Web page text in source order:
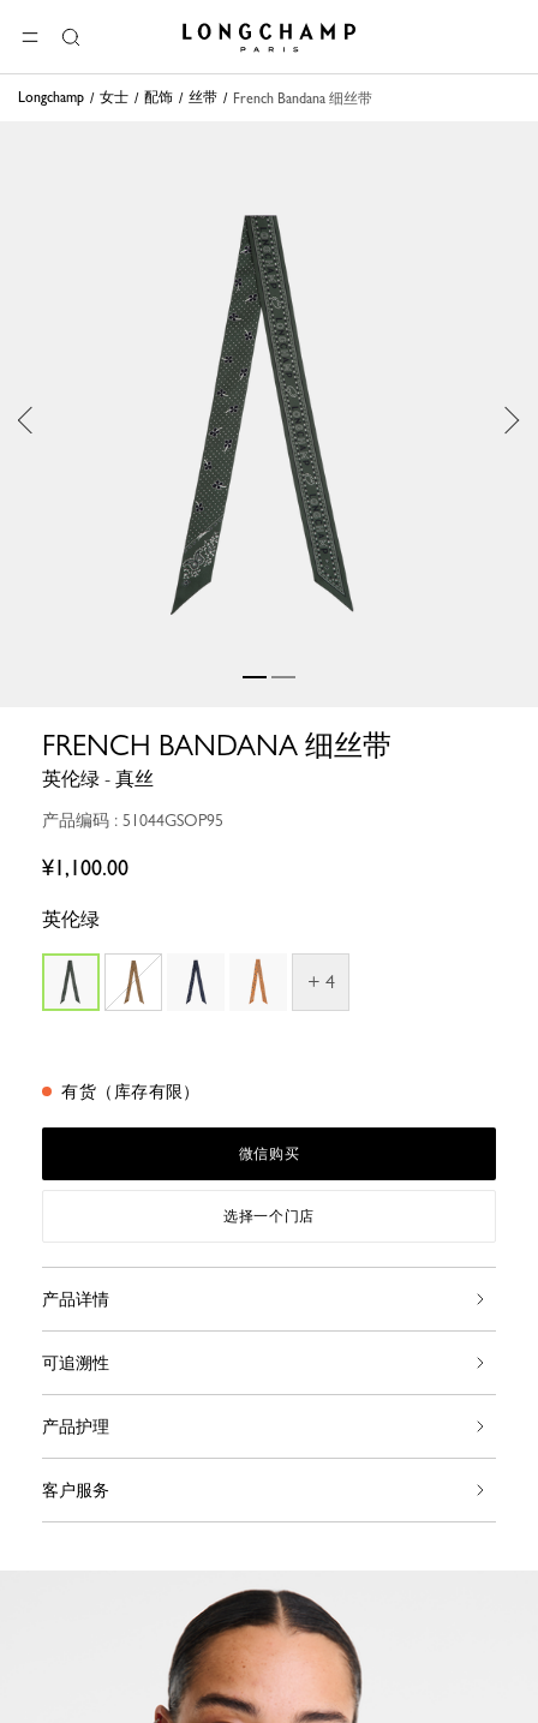
选单
搜
索
Longchamp - 主页
Longchamp 女士 配饰 丝带 French Bandana 细丝带
FRENCH BANDANA 细丝带
英伦绿 - 真丝
产品编码 : 51044GSOP95
¥1,100.00
英伦绿
+ 4
有货（库存有限）
微信购买
选择一个门店
产品详情
可追溯性
产品护理
客户服务